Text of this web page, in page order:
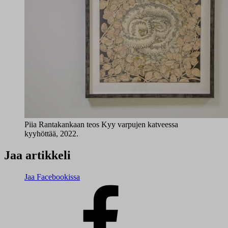
Piia Rantakankaan teos Kyy varpujen katveessa
kyyhöttää, 2022.
Jaa artikkeli
Jaa Facebookissa